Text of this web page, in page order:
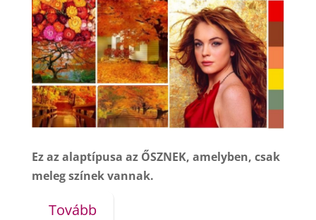
Ez az alaptípusa az ŐSZNEK, amelyben, csak
meleg színek vannak.
Tovább